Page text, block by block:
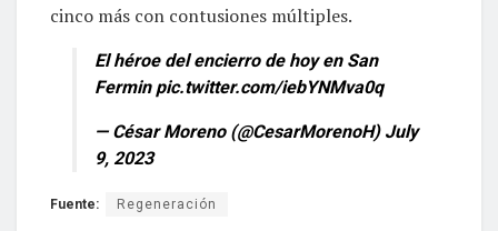
cinco más con contusiones múltiples.
El héroe del encierro de hoy en San
Fermin pic.twitter.com/iebYNMva0q
— César Moreno (@CesarMorenoH) July
9, 2023
Fuente: Regeneración